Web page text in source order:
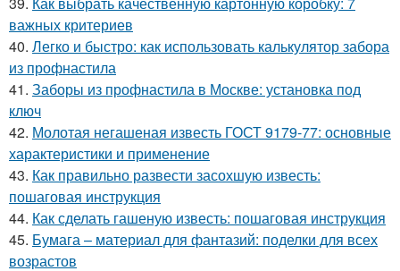
важных критериев
40. Легко и быстро: как использовать калькулятор забора
из профнастила
41. Заборы из профнастила в Москве: установка под
ключ
42. Молотая негашеная известь ГОСТ 9179-77: основные
характеристики и применение
43. Как правильно развести засохшую известь:
пошаговая инструкция
44. Как сделать гашеную известь: пошаговая инструкция
45. Бумага – материал для фантазий: поделки для всех
возрастов